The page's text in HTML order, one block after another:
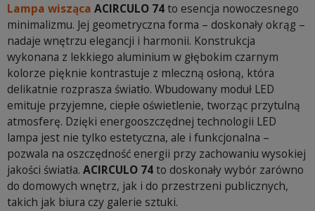
Lampa wisząca ACIRCULO 74to esencja nowoczesnego
minimalizmu. Jej geometryczna forma – doskonały okrąg –
nadaje wnętrzu elegancji i harmonii. Konstrukcja
wykonana z lekkiego aluminium w głębokim czarnym
kolorze pięknie kontrastuje z mleczną osłoną, która
delikatnie rozprasza światło. Wbudowany moduł LED
emituje przyjemne, ciepłe oświetlenie, tworząc przytulną
atmosferę. Dzięki energooszczędnej technologii LED
lampa jest nie tylko estetyczna, ale i funkcjonalna –
pozwala na oszczędność energii przy zachowaniu wysokiej
jakości światła. ACIRCULO 74to doskonały wybór zarówno
do domowych wnętrz, jak i do przestrzeni publicznych,
takich jak biura czy galerie sztuki.